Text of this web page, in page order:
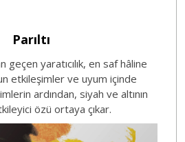
Parıltı
geçen yaratıcılık, en saf hâline
etkileşimler ve uyum içinde
ardından, siyah ve altının
özü ortaya çıkar.